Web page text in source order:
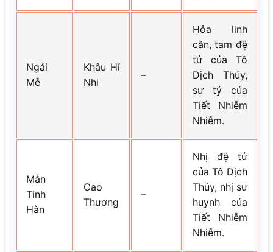
Ngải
Mễ
Khâu Hỉ
Nhi
–
Hỏa linh
căn, tam đệ
tử của Tô
Dịch Thủy,
sư tỷ của
Tiết Nhiễm
Nhiễm.
Mẫn
Tinh
Hàn
Cao
Thương
–
Nhị đệ tử
của Tô Dịch
Thủy, nhị sư
huynh của
Tiết Nhiễm
Nhiễm.